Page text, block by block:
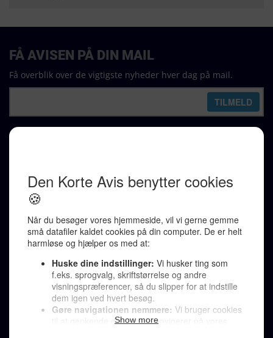
Karen Jespersen
Redaktionen kontaktes via mail til
redaktion@denkorteavis.dk
Telefonsvarer 20 30 10 96
Von Ostensgade 22, 2791 Dragør
LINKS
Tidligere aviser >
Støt Den Korte Avis >
FÅ AVISEN PÅ DIN MAIL
Få overblik over de vigtigste nyheder hver dag på mail.